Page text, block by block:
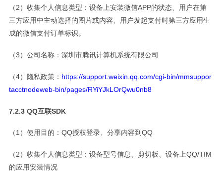
（2）收集个人信息类型：设备上安装微信APP的状态、用户在第
三方应用中主动选择的图片或内容、用户发起支付时第三方应用生
成的微信支付订单标识。
（3）公司名称：深圳市腾讯计算机系统有限公司
（4）隐私政策： https://support.weixin.qq.com/cgi-bin/mmsuppor
tacctnodeweb-bin/pages/RYiYJkLOrQwu0nb8
7.2.3 QQ互联SDK
（1）使用目的：QQ授权登录、分享内容到QQ
（2）收集个人信息类型：设备型号信息、剪切板、设备上QQ/TIM
的应用安装情况